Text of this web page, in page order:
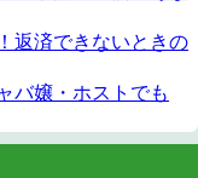
返済できないときの
バ嬢・ホストでも